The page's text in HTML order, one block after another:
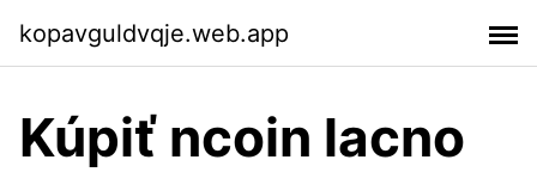
kopavguldvqje.web.app
Kúpiť ncoin lacno